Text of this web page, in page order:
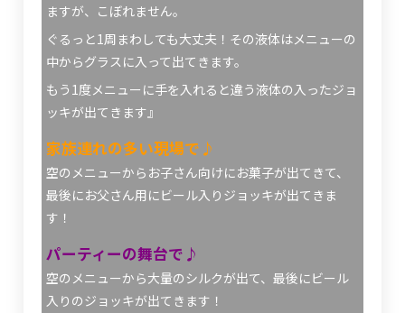
ますが、こぼれません。
ぐるっと1 周まわしても大丈夫！その液体はメニューの
中からグラスに入って出てきます。
もう 1 度メニューに手を入れると違う液体の入ったジョ
ッキが出てきます』
家族連れの多い現場で♪
空のメニューからお子さん向けにお菓子が出てきて、
最後にお父さん用にビール入りジョッキが出てきま
す！
パーティーの舞台で♪
空のメニューから大量のシルクが出て、最後にビール
入りのジョッキが出てきます！